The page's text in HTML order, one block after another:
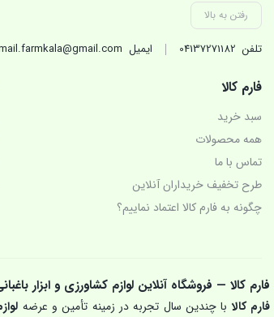
رفتن به بالا
تلفن 04137271182 ایمیل
فارم کالا
سبد خرید
همه محصولات
تماس با ما
طرح تخفیف خریداران آنلاین
چگونه به فارم کالا اعتماد نماییم؟
فارم کالا — فروشگاه آنلاین لوازم کشاورزی و ابزار
فارم کالا با چندین سال تجربه در زمینه تأمین و عرضه